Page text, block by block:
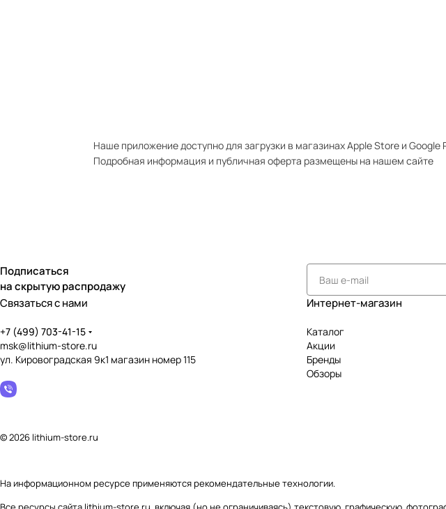
Наше приложение доступно для загрузки в магазинах Apple Store и Google
Подробная информация и публичная оферта размещены на нашем сайте
Подписаться
на скрытую распродажу
Связаться с нами
+7 (499) 703-41-15
msk@lithium-store.ru
ул. Кировоградская 9к1 магазин номер 115
Интернет-магазин
Каталог
Акции
Бренды
Обзоры
© 2026 lithium-store.ru
На информационном ресурсе применяютсярекомендательные технологии.